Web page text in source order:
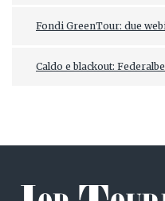
Fondi GreenTour: due
Caldo e blackout: